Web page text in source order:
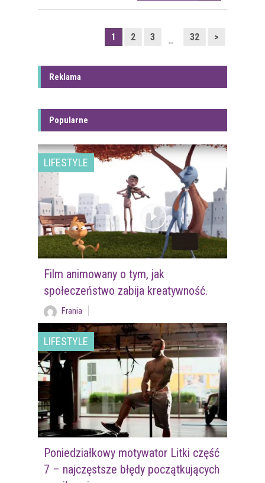
1 2 3 … 32 >
Reklama
Popularne
LIFESTYLE
Film animowany o tym, jak
społeczeństwo zabija kreatywność.
Frania
LIFESTYLE
Poniedziałkowy motywator Litki część
7 – najczęstsze błędy początkujących